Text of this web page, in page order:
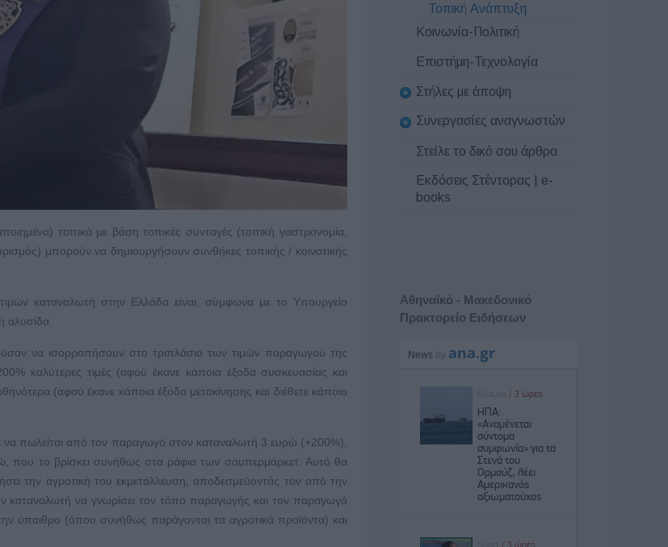
τοπικά με βάση τοπικές συνταγές (τοπική γαστρονομία,
μπορούν να δημιουργήσουν συνθήκες τοπικής / κοινοτικής
καταναλωτή στην Ελλάδα είναι, σύμφωνα με το Υπουργείο
αλυσίδα.
να ισορροπήσουν στο τριπλάσιο των τιμών παραγωγού της
καλύτερες τιμές (αφού έκανε κάποια έξοδα συσκευασίας και
(αφού έκανε κάποια έξοδα μετακίνησης και διέθετε κάποιο
πωλείται από τον παραγωγό στον καταναλωτή 3 ευρώ (+200%),
που το βρίσκει συνήθως στα ράφια των σουπερμάρκετ. Αυτό θα
την αγροτική του εκμετάλλευση, αποδεσμεύοντάς τον από την
καταναλωτή να γνωρίσει τον τόπο παραγωγής και τον παραγωγό
ύπαιθρο (όπου συνήθως παράγονται τα αγροτικά προϊόντα) και
Τοπική Ανάπτυξη
Κοινωνία-Πολιτική
Επιστήμη-Τεχνολογία
Στήλες με άποψη
Συνεργασίες αναγνωστών
Στείλε το δικό σου άρθρο
Εκδόσεις Στέντορας | e-
books
Αθηναϊκό - Μακεδονικό
Πρακτορείο Ειδήσεων